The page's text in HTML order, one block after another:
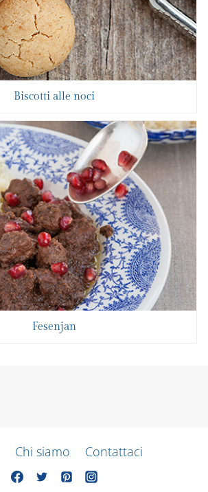
Biscotti alle noci
Fesenjan
Chi siamo Contattaci